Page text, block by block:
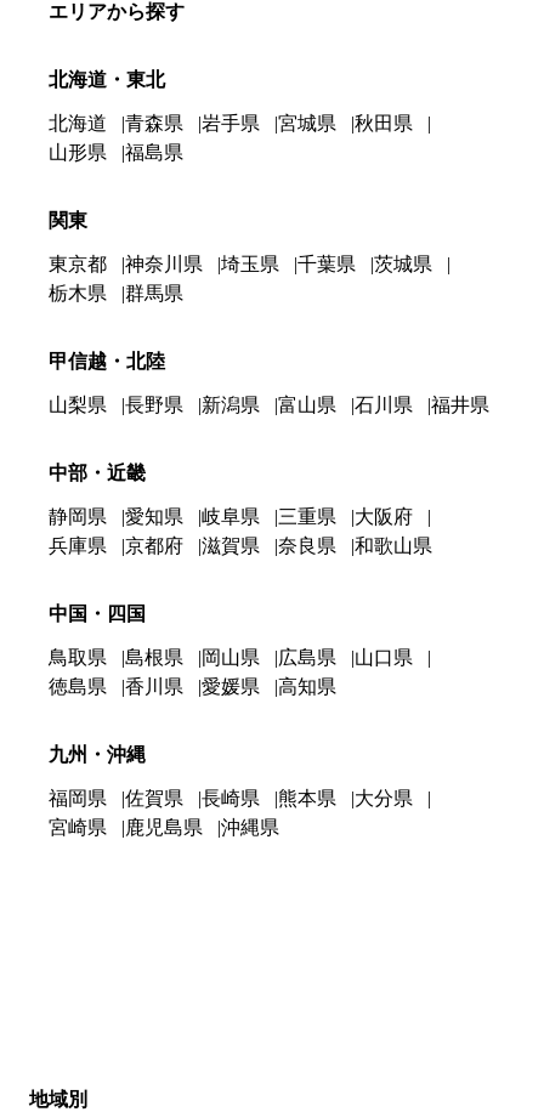
エリアから探す
北海道・東北
北海道 青森県 岩手県 宮城県
秋田県
山形県
福島県
関東
東京都 神奈川県 埼玉県 千葉県
茨城県
栃木県
群馬県
甲信越・北陸
山梨県 長野県 新潟県 富山県 石川県 福井県
中部・近畿
静岡県 愛知県 岐阜県 三重県
大阪府
兵庫県
京都府 滋賀県 奈良県 和歌山県
中国・四国
鳥取県 島根県 岡山県 広島県
山口県
徳島県
香川県 愛媛県 高知県
九州・沖縄
福岡県 佐賀県 長崎県 熊本県
大分県
宮崎県
鹿児島県 沖縄県
地域別